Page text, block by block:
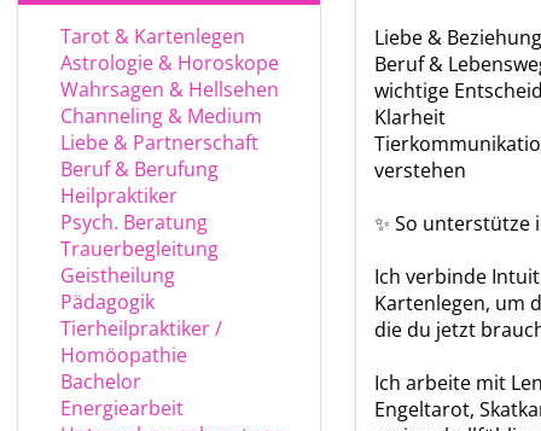
Tarot & Kartenlegen
Astrologie & Horoskope
Wahrsagen & Hellsehen
Channeling & Medium
Liebe & Partnerschaft
Beruf & Berufung
Heilpraktiker
Psych. Beratung
Trauerbegleitung
Geistheilung
Pädagogik
Tierheilpraktiker /
Homöopathie
Bachelor
Energiearbeit
Liebe & Beziehung
Beruf &
wichtige
Klarheit
verstehen
✨ So unterstütze
Ich verbinde
Kartenlegen, um
die du jetzt
Ich arbeite mit
Engeltarot,